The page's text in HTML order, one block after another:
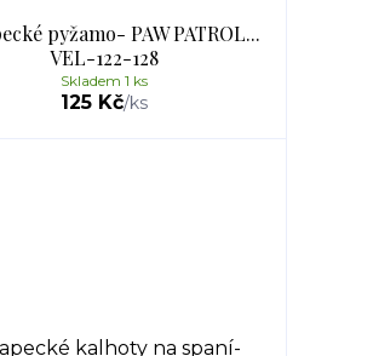
pyžamo- PAW PATROL...
VEL-122-128
125 Kč/ks
Skladem 1 ks